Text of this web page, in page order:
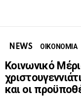
NEWS ΟΙΚΟΝΟΜΙΑ
Κοινωνικό
και οι